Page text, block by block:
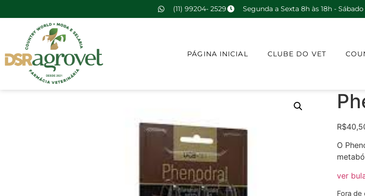
(11) 99204- 2529 Segunda a Sexta 8h às 18h - Sábado
PÁGINA INICIAL CLUBE DO VET
R$
O
ver
Fora de